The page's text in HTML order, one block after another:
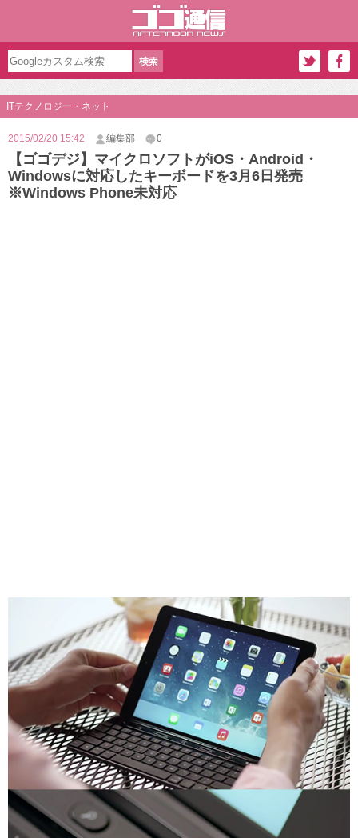
ITテクノロジー・ネット
2015/02/20 15:42 編集部 0
【ゴゴデジ】マイクロソフトがiOS・Android・
Windowsに対応したキーボードを3月6日発売
※Windows Phone未対応